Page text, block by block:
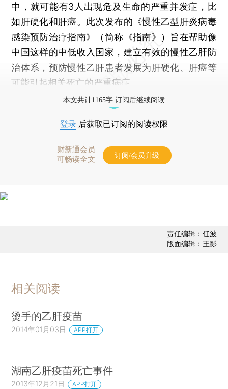
中，就可能有3人出现危及生命的严重并发症，比
如肝硬化和肝癌。此次发布的《慢性乙型肝炎病毒
感染预防治疗指南》（简称《指南》）旨在帮助像
中国这样的中低收入国家，建立有效的慢性乙肝防
治体系，预防慢性乙肝患者发展为肝硬化、肝癌等
可能引起相关死亡的严重病症。
本文共计1165字 订阅后继续阅读
登录 后获取已订阅的阅读权限
财新通会员
可畅读全文
订阅/会员升级
责任编辑：任波
版面编辑：王影
相关阅读
烫手的乙肝疫苗
2014年01月03日 APP打开
湖南乙肝疫苗死亡事件
2013年12月21日 APP打开